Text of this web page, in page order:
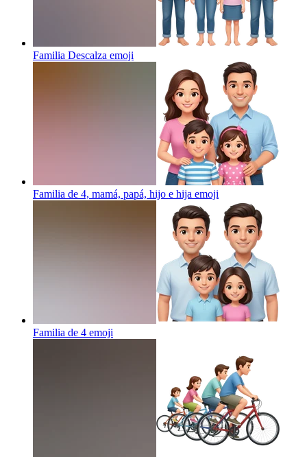
Familia Descalza emoji
Familia de 4, mamá, papá, hijo e hija emoji
Familia de 4 emoji